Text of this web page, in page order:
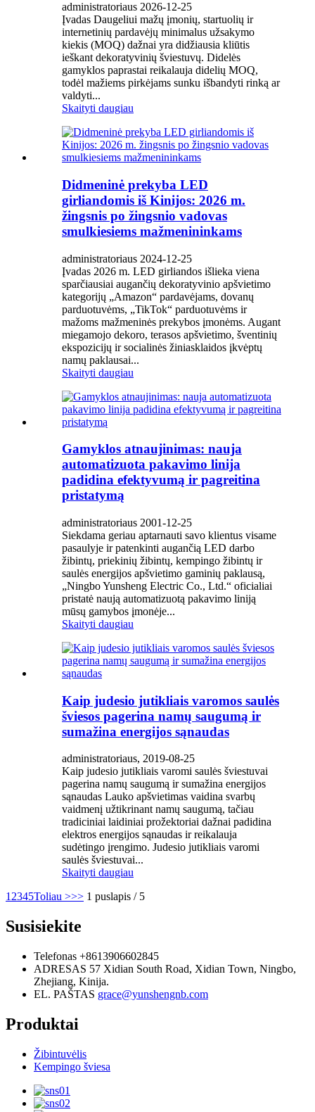
administratoriaus 2026-12-25
Įvadas Daugeliui mažų įmonių, startuolių ir
internetinių pardavėjų minimalus užsakymo
kiekis (MOQ) dažnai yra didžiausia kliūtis
ieškant dekoratyvinių šviestuvų. Didelės
gamyklos paprastai reikalauja didelių MOQ,
todėl mažiems pirkėjams sunku išbandyti rinką ar
valdyti...
Skaityti daugiau
Didmeninė prekyba LED
girliandomis iš Kinijos: 2026 m.
žingsnis po žingsnio vadovas
smulkiesiems mažmenininkams
administratoriaus 2024-12-25
Įvadas 2026 m. LED girliandos išlieka viena
sparčiausiai augančių dekoratyvinio apšvietimo
kategorijų „Amazon“ pardavėjams, dovanų
parduotuvėms, „TikTok“ parduotuvėms ir
mažoms mažmeninės prekybos įmonėms. Augant
miegamojo dekoro, terasos apšvietimo, šventinių
ekspozicijų ir socialinės žiniasklaidos įkvėptų
namų paklausai...
Skaityti daugiau
Gamyklos atnaujinimas: nauja
automatizuota pakavimo linija
padidina efektyvumą ir pagreitina
pristatymą
administratoriaus 2001-12-25
Siekdama geriau aptarnauti savo klientus visame
pasaulyje ir patenkinti augančią LED darbo
žibintų, priekinių žibintų, kempingo žibintų ir
saulės energijos apšvietimo gaminių paklausą,
„Ningbo Yunsheng Electric Co., Ltd.“ oficialiai
pristatė naują automatizuotą pakavimo liniją
mūsų gamybos įmonėje...
Skaityti daugiau
Kaip judesio jutikliais varomos saulės
šviesos pagerina namų saugumą ir
sumažina energijos sąnaudas
administratoriaus, 2019-08-25
Kaip judesio jutikliais varomi saulės šviestuvai
pagerina namų saugumą ir sumažina energijos
sąnaudas Lauko apšvietimas vaidina svarbų
vaidmenį užtikrinant namų saugumą, tačiau
tradiciniai laidiniai prožektoriai dažnai padidina
elektros energijos sąnaudas ir reikalauja
sudėtingo įrengimo. Judesio jutikliais varomi
saulės šviestuvai...
Skaityti daugiau
12345Toliau >>> 1 puslapis / 5
Susisiekite
Telefonas +8613906602845
ADRESAS 57 Xidian South Road, Xidian Town, Ningbo,
Zhejiang, Kinija.
EL. PAŠTAS grace@yunshengnb.com
Produktai
Žibintuvėlis
Kempingo šviesa